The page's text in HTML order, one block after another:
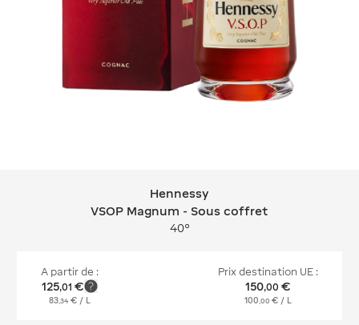
Hennessy VSOP Magnum - Sous
Hennessy
VSOP Magnum - Sous coffret
40°
A partir de :
125,01 €
83,34 € / L
Prix destination UE :
150,00 €
100,00 € / L